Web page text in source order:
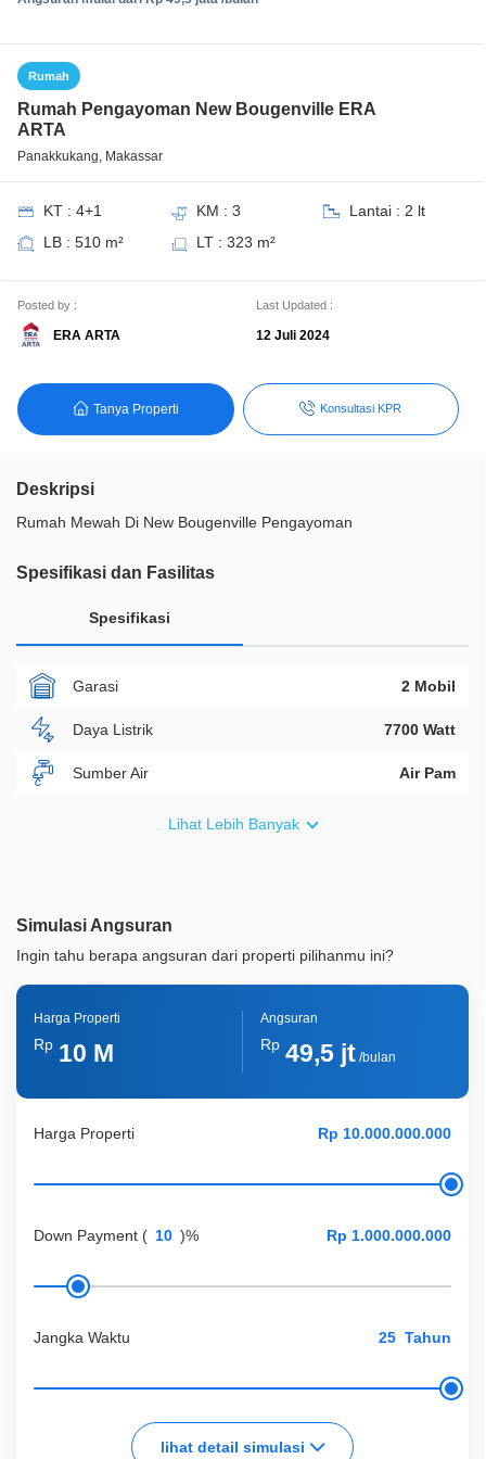
Rumah
Rumah Pengayoman New Bougenville ERA
ARTA
Panakkukang, Makassar
KT : 4+1 KM : 3
Lantai : 2 lt
LB : 510 m²
LT : 323 m²
Posted by :
ERA ARTA
Last Updated :
12 Juli 2024
Tanya Properti Konsultasi KPR
Deskripsi
Rumah Mewah Di New Bougenville Pengayoman
Spesifikasi dan Fasilitas
Spesifikasi
Garasi 2 Mobil
Daya Listrik 7700 Watt
Sumber Air Air Pam
ID Properti
Lihat Lebih Banyak
Simulasi Angsuran
Ingin tahu berapa angsuran dari properti pilihanmu ini?
Harga Properti
Down Payment ( )%
Jangka Waktu Tahun
lihat detail simulasi
Harga Properti
Rp 10 M
Angsuran
Rp 49,5 jt/bulan